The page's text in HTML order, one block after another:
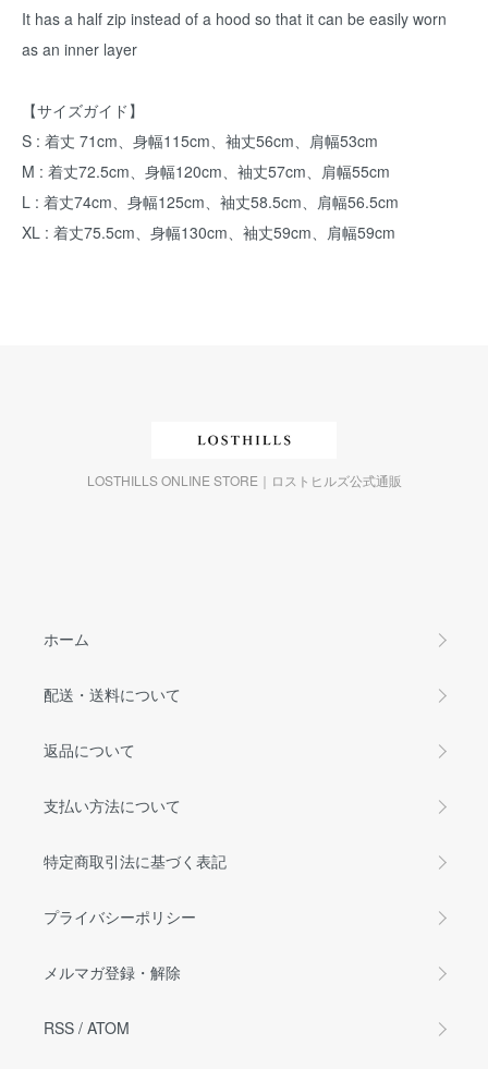
It has a half zip instead of a hood so that it can be easily worn
as an inner layer
【サイズガイド】
S : 着丈 71cm、身幅115cm、袖丈56cm、肩幅53cm
M : 着丈72.5cm、身幅120cm、袖丈57cm、肩幅55cm
L : 着丈74cm、身幅125cm、袖丈58.5cm、肩幅56.5cm
XL : 着丈75.5cm、身幅130cm、袖丈59cm、肩幅59cm
LOSTHILLS ONLINE STORE｜ロストヒルズ公式通販
ホーム
配送・送料について
返品について
支払い方法について
特定商取引法に基づく表記
プライバシーポリシー
メルマガ登録・解除
RSS / ATOM